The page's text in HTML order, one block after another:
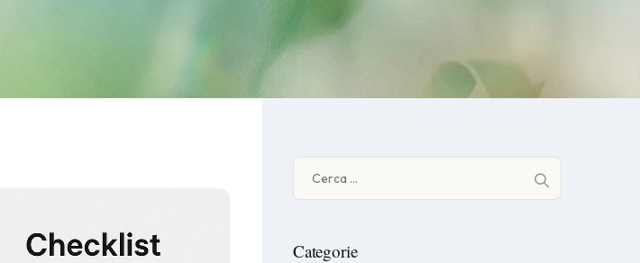
per:
Categorie